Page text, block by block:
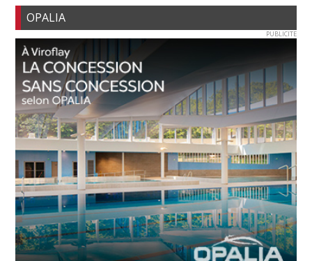
OPALIA
PUBLICITE